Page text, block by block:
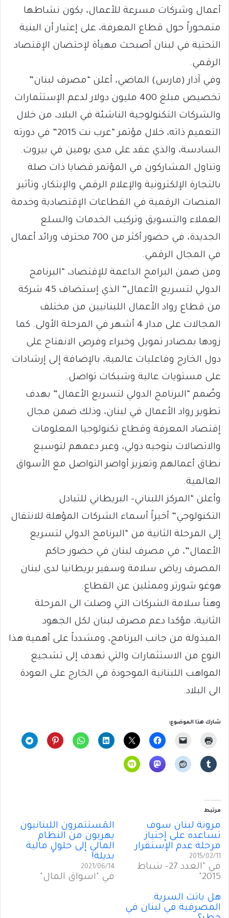
أعمال وشركات مسرعة للأعمال، يكون نشاطها
متمحوراً حول قطاع المعرفة، على إعتبار أن البنية
التحتية في لبنان أصبحت مهيأة لإحتضان الإقتصاد
الرقمي.
وفي آذار (مارس) الماضي، أعلن “مصرف لبنان”
تخصيص مبلغ 400 مليون دولار لدعم الإستثمارات
والشركات التكنولوجية الناشئة في البلاد، من خلال
التعميم ذاته، خلال مؤتمر “عرب نت 2015” في دورته
السادسة، والذي عقد على مدى يومين في بيروت.
وتناول المشاركون في المؤتمر قضايا ذات صلة
بالتجارة الإلكترونية والإعلام الرقمي والإبتكار، وتأثير
المنصات الرقمية في القطاعات الإقتصادية وخدمة
العملاء والتسويق وتركيب الخدمات والسلع
الجديدة، في حضور أكثر من 700 محترف ورائد أعمال
في المجال الرقمي.
ومن ضمن البرامج الداعمة للإقتصاد، “البرنامج
الدولي لتسريع الأعمال” الذي إستضاف 45 شركة
من قطاع رواد الأعمال اللبنانيين من مختلف
المجالات على مدار 4 أشهر في المرحلة الأولى. كما
زودها بمصادر تمويل وخبراء وفرص الانفتاح على
دول الخارج وفاعليات عالمية، بالإضافة إلى إرشادات
على مستويات عالية وشبكات تواصل.
وصُمم “البرنامج الدولي لتسريع الأعمال” بهدف
تطوير رواد الأعمال في لبنان، وذلك ضمن مجال
إقتصاد المعرفة وقطاع تكنولوجيا المعلومات
والاتصالات بتوجيه دولي، وعبر دعمهم لتوسيع
نطاق أعمالهم وتعزيز أواصر التواصل مع الأسواق
العالمية.
وأعلن “المركز اللبناني- البريطاني للتبادل
التكنولوجي” أخيراً أسماء الشركات المؤهلة للانتقال
إلى المرحلة الثانية من “البرنامج الدولي لتسريع
الأعمال”، في مصرف لبنان في حضور حاكم
المصرف رياض سلامة وسفير بريطانيا لدى لبنان
هوغو شورتر وممثلين عن القطاع.
وهنأ سلامة الشركات التي وصلت الى المرحلة
الثانية، مؤكدا دعم مصرف لبنان لكل الجهود
المبذولة من جانب البرنامج، ومشدداً على أهمية هذا
النوع من الاستثمارات والتي تهدف إلى تشجيع
المواهب اللبنانية الموجودة في الخارج على العودة
الى البلاد.
شارك هذا الموضوع:
مرتبط
مرونة لبنان سوف
تساعده على إجتياز
مرحلة عدم الإستقرار
2015/02/11
في "العدد 27- شباط
2015"
المُستثمرون اللبنانيون
يهربون من النظام
المالي إلى حلولٍ مالية
بديلة!
2021/06/14
في "أسواق المال"
هل باتت السرية
المصرفية في لبنان في